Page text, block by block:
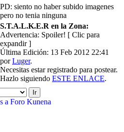
PD: siento no haber subido imagenes
pero no tenia ninguna
S.T.A.L.K.E.R en la Zona:
Advertencia: Spoiler! [ Clic para
expandir ]
Última Edición: 13 Feb 2012 22:41
porLuger.
Necesitas estar registrado para postear.
Hazlo siguiendo ESTE ENLACE.
a Foro Kunena